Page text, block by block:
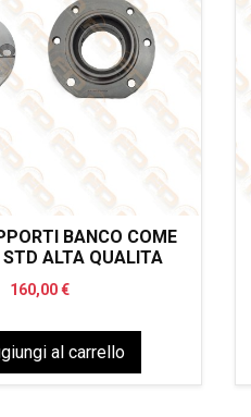
BANCO COME
STD ALTA QUALITA
160,00 €
al carrello